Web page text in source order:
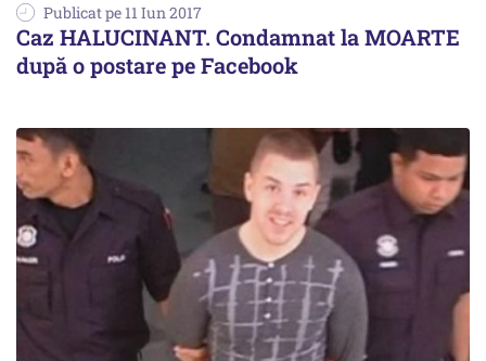
Publicat pe 11 Iun 2017
Caz HALUCINANT. Condamnat la MOARTE
după o postare pe Facebook